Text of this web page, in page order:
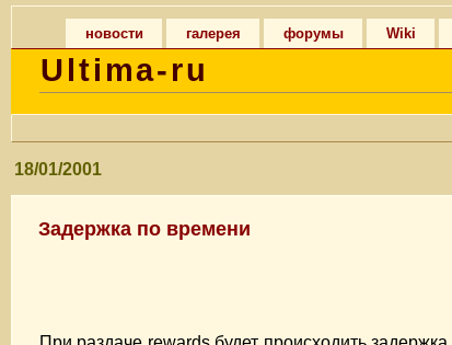
новости галерея форумы Wiki
Ultima-ru
18/01/2001
Задержка по времени